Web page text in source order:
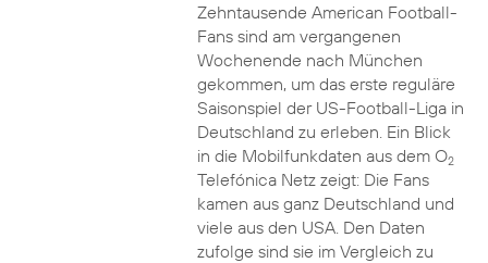
Zehntausende American Football-
Fans sind am vergangenen
Wochenende nach München
gekommen, um das erste reguläre
Saisonspiel der US-Football-Liga in
Deutschland zu erleben. Ein Blick
in die Mobilfunkdaten aus dem O2
Telefónica Netz zeigt: Die Fans
kamen aus ganz Deutschland und
viele aus den USA. Den Daten
zufolge sind sie im Vergleich zu